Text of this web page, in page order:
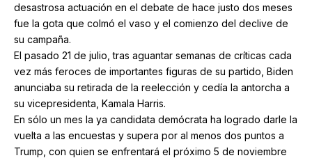
desastrosa actuación en el debate de hace justo dos meses
fue la gota que colmó el vaso y el comienzo del declive de
su campaña.
El pasado 21 de julio, tras aguantar semanas de críticas cada
vez más feroces de importantes figuras de su partido, Biden
anunciaba su retirada de la reelección y cedía la antorcha a
su vicepresidenta, Kamala Harris.
En sólo un mes la ya candidata demócrata ha logrado darle la
vuelta a las encuestas y supera por al menos dos puntos a
Trump, con quien se enfrentará el próximo 5 de noviembre